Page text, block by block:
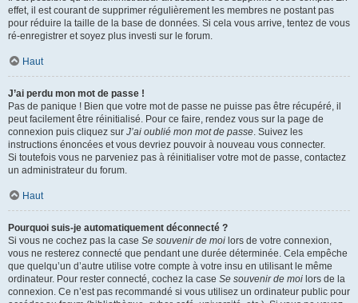
effet, il est courant de supprimer régulièrement les membres ne postant pas
pour réduire la taille de la base de données. Si cela vous arrive, tentez de vous
ré-enregistrer et soyez plus investi sur le forum.
Haut
J’ai perdu mon mot de passe !
Pas de panique ! Bien que votre mot de passe ne puisse pas être récupéré, il
peut facilement être réinitialisé. Pour ce faire, rendez vous sur la page de
connexion puis cliquez sur J’ai oublié mon mot de passe. Suivez les
instructions énoncées et vous devriez pouvoir à nouveau vous connecter.
Si toutefois vous ne parveniez pas à réinitialiser votre mot de passe, contactez
un administrateur du forum.
Haut
Pourquoi suis-je automatiquement déconnecté ?
Si vous ne cochez pas la case Se souvenir de moi lors de votre connexion,
vous ne resterez connecté que pendant une durée déterminée. Cela empêche
que quelqu’un d’autre utilise votre compte à votre insu en utilisant le même
ordinateur. Pour rester connecté, cochez la case Se souvenir de moi lors de la
connexion. Ce n’est pas recommandé si vous utilisez un ordinateur public pour